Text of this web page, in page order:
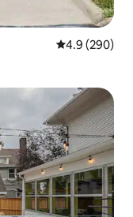
Calificación
4.9 (290)